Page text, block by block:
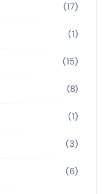
(17)
(1)
(15)
(8)
(1)
(3)
(6)